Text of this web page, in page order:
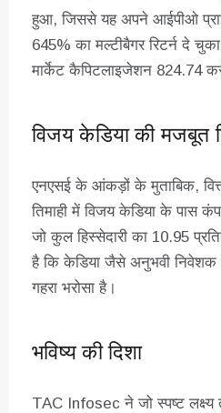
हुआ, जिससे यह अपने आईपीओ
645% का मल्टीबैगर रिटर्न दे
मार्केट कैपिटलाइजेशन 824.74
विजय केडिया की मजबूत
एनएसई के आंकड़ों के मुताबिक,
तिमाही में विजय केडिया के पास
जो कुल हिस्सेदारी का 10.95
है कि केडिया जैसे अनुभवी निवेशक
गहरा भरोसा है।
भविष्य की दिशा
TAC Infosec ने जो स्पष्ट लक्ष्य